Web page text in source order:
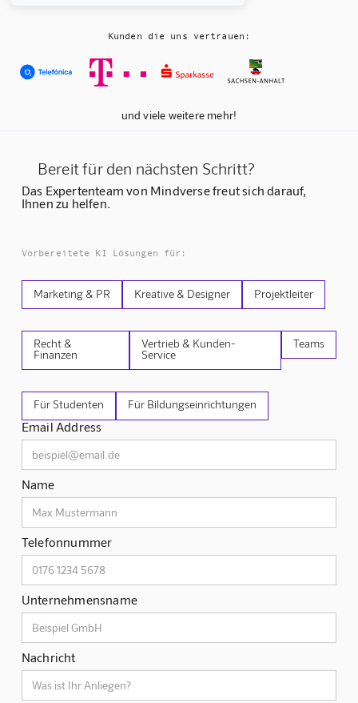
Kunden die uns vertrauen:
und viele weitere mehr!
Bereit für den nächsten Schritt?
Das Expertenteam von Mindverse freut sich darauf,
Ihnen zu helfen.
Vorbereitete KI Lösungen für:
Marketing & PR Kreative & Designer Projektleiter
Recht &
Finanzen
Vertrieb & Kunden-
Service
Teams
Für Studenten Für Bildungseinrichtungen
Email Address
Name
Telefonnummer
Unternehmensname
Nachricht